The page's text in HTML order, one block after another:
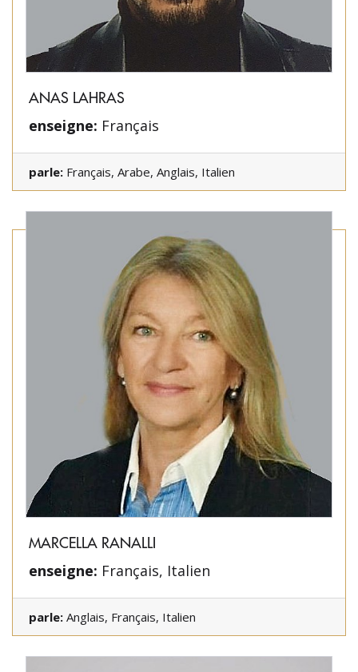
ANAS LAHRAS
enseigne: Français
parle: Français, Arabe, Anglais, Italien
MARCELLA RANALLI
enseigne: Français, Italien
parle: Anglais, Français, Italien